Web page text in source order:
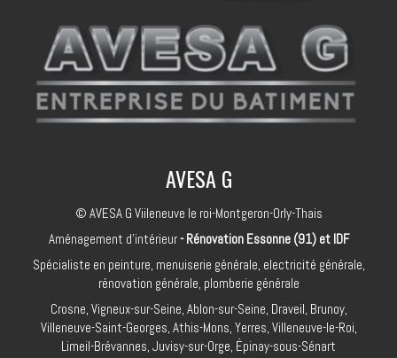
AVESA G
© AVESA G Viileneuve le roi-Montgeron-Orly-Thais
Aménagement d'intérieur- Rénovation Essonne (91) et IDF
Spécialiste en peinture, menuiserie générale, electricité générale,
rénovation générale, plomberie générale
Crosne, Vigneux-sur-Seine, Ablon-sur-Seine, Draveil, Brunoy,
Villeneuve-Saint-Georges, Athis-Mons, Yerres, Villeneuve-le-Roi,
Limeil-Brévannes, Juvisy-sur-Orge, Épinay-sous-Sénart